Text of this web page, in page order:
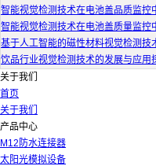
智能视觉检测技术在电池盖品质监控
智能视觉检测技术在电池盖质量监控
基于人工智能的磁性材料视觉检测技
饮品行业视觉检测技术的发展与应用
关于我们
首页
关于我们
产品中心
M12防水连接器
太阳光模拟设备